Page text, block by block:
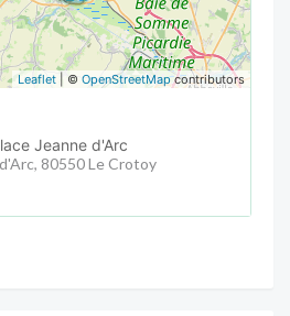
Leaflet | © OpenStreetMapcontributors
Jeanne d'Arc
80550 Le Crotoy